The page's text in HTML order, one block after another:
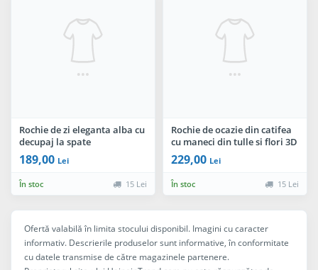
Rochie de zi eleganta alba cu
decupaj la spate
189,00 Lei
În stoc 15 Lei
Rochie de ocazie din catifea
cu maneci din tulle si flori 3D
229,00 Lei
În stoc 15 Lei
Ofertă valabilă în limita stocului disponibil. Imagini cu caracter
informativ. Descrierile produselor sunt informative, în conformitate
cu datele transmise de către magazinele partenere.